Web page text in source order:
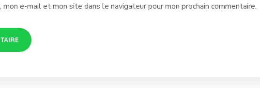
mon e-mail et mon site dans le navigateur pour mon prochain commentaire.